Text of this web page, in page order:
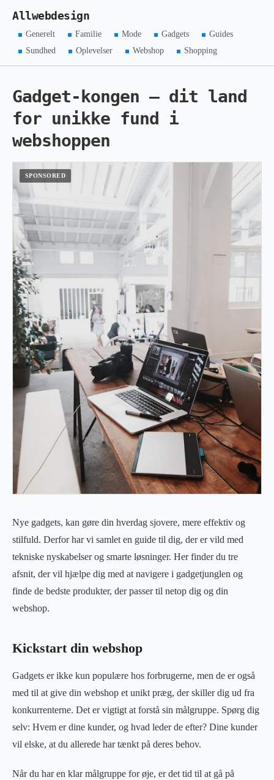
Allwebdesign
Generelt Familie Mode Gadgets
Guides
Sundhed
Oplevelser Webshop Shopping
Gadget-kongen – dit land
for unikke fund i
webshoppen
Nye gadgets, kan gøre din hverdag sjovere, mere effektiv og
stilfuld. Derfor har vi samlet en guide til dig, der er vild med
tekniske nyskabelser og smarte løsninger. Her finder du tre
afsnit, der vil hjælpe dig med at navigere i gadgetjunglen og
finde de bedste produkter, der passer til netop dig og din
webshop.
Kickstart din webshop
Gadgets er ikke kun populære hos forbrugerne, men de er også
med til at give din webshop et unikt præg, der skiller dig ud fra
konkurrenterne. Det er vigtigt at forstå sin målgruppe. Spørg dig
selv: Hvem er dine kunder, og hvad leder de efter? Dine kunder
vil elske, at du allerede har tænkt på deres behov.
Når du har en klar målgruppe for øje, er det tid til at gå på